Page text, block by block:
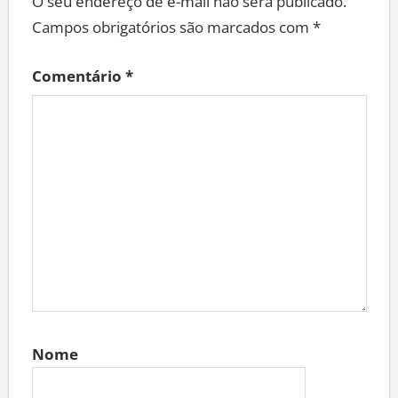
O seu endereço de e-mail não será publicado.
Campos obrigatórios são marcados com *
Comentário *
Nome